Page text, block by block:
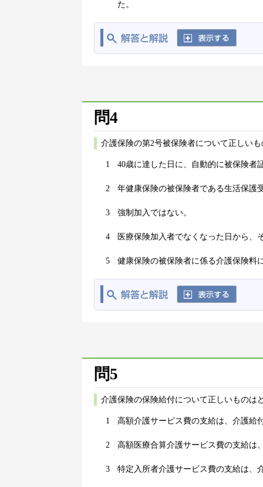
た。
問4
介護保険の第2号被保険者について正しい
1 40歳に達した日に、自動的に被保険者
2 年健康保険の被保険者である生活保護
3 強制加入ではない。
4 医療保険加入者でなくなった日から、
5 健康保険の被保険者に係る介護保険料
問5
介護保険の保険給付について正しいものは
1 高額介護サービス費の支給は、介護給
2 高額医療合算介護サービス費の支給は
3 特定入所者介護サービス費の支給は、